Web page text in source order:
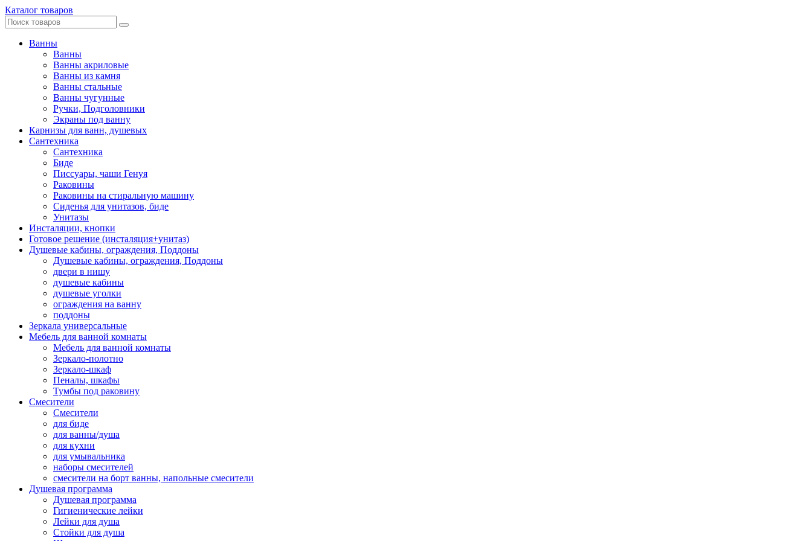
Каталог товаров
Ванны
Ванны
Ванны акриловые
Ванны из камня
Ванны стальные
Ванны чугунные
Ручки, Подголовники
Экраны под ванну
Карнизы для ванн, душевых
Сантехника
Сантехника
Биде
Писсуары, чаши Генуя
Раковины
Раковины на стиральную машину
Сиденья для унитазов, биде
Унитазы
Инсталяции, кнопки
Готовое решение (инсталяция+унитаз)
Душевые кабины, ограждения, Поддоны
Душевые кабины, ограждения, Поддоны
двери в нишу
душевые кабины
душевые уголки
ограждения на ванну
поддоны
Зеркала универсальные
Мебель для ванной комнаты
Мебель для ванной комнаты
Зеркало-полотно
Зеркало-шкаф
Пеналы, шкафы
Тумбы под раковину
Смесители
Смесители
для биде
для ванны/душа
для кухни
для умывальника
наборы смесителей
смесители на борт ванны, напольные смесители
Душевая программа
Душевая программа
Гигиенические лейки
Лейки для душа
Стойки для душа